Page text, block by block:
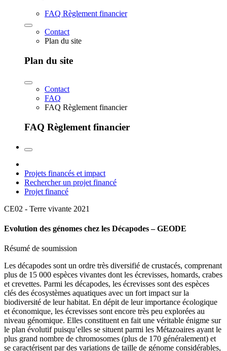
FAQ Règlement financier
Contact
Plan du site
Plan du site
Contact
FAQ
FAQ Règlement financier
FAQ Règlement financier
Projets financés et impact
Rechercher un projet financé
Projet financé
CE02 - Terre vivante 2021
Evolution des génomes chez les Décapodes – GEODE
Résumé de soumission
Les décapodes sont un ordre très diversifié de crustacés, comprenant
plus de 15 000 espèces vivantes dont les écrevisses, homards, crabes
et crevettes. Parmi les décapodes, les écrevisses sont des espèces
clés des écosystèmes aquatiques avec un fort impact sur la
biodiversité de leur habitat. En dépit de leur importance écologique
et économique, les écrevisses sont encore très peu explorées au
niveau génomique. Elles constituent en fait une véritable énigme sur
le plan évolutif puisqu’elles se situent parmi les Métazoaires ayant le
plus grand nombre de chromosomes (plus de 170 généralement) et
se caractérisent par des variations de taille de génome considérables,